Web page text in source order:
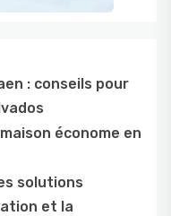
: conseils pour
économe en
solutions
et la